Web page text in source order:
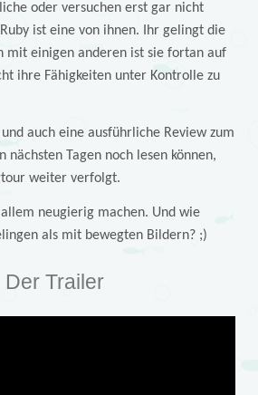
oder versuchen erst gar nicht
ist eine von ihnen. Ihr gelingt die
mit einigen anderen ist sie fortan auf
ihre Fähigkeiten unter Kontrolle zu
auch eine ausführliche Review zum
nächsten Tagen noch lesen können,
weiter verfolgt.
neugierig machen. Und wie
als mit bewegten Bildern? ;)
Der Trailer